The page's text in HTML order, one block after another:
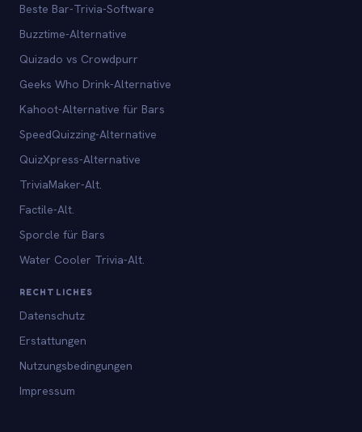
Beste Bar-Trivia-Software
Buzztime-Alternative
Quizado vs Crowdpurr
Geeks Who Drink-Alternative
Kahoot-Alternative für Bars
SpeedQuizzing-Alternative
QuizXpress-Alternative
TriviaMaker-Alt.
Factile-Alt.
Sporcle für Bars
Water Cooler Trivia-Alt.
RECHTLICHES
Datenschutz
Erstattungen
Nutzungsbedingungen
Impressum